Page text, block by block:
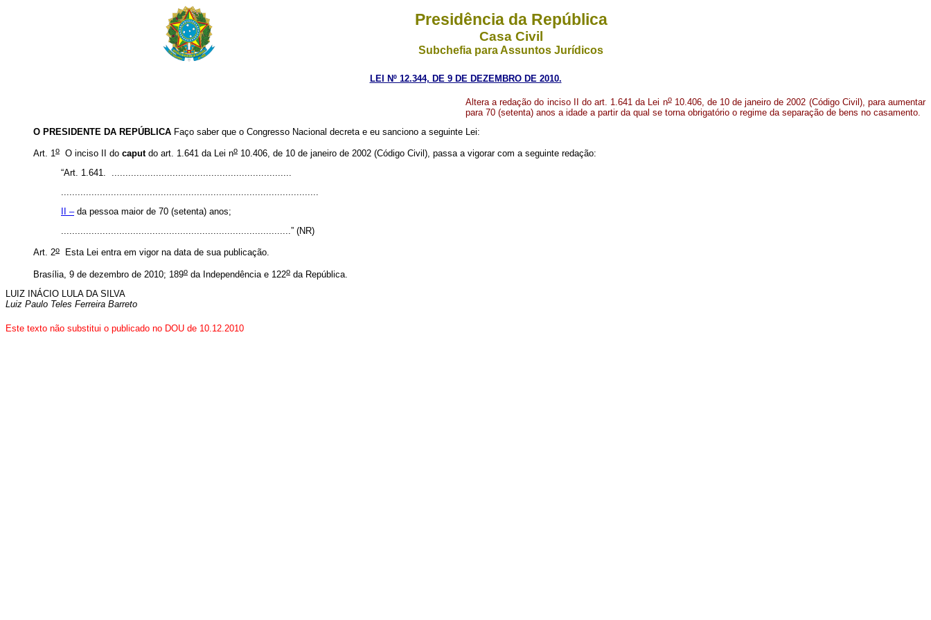
Presidência da República
Casa Civil
Subchefia para Assuntos Jurídicos
LEI Nº 12.344, DE 9 DE DEZEMBRO DE 2010.
Altera a redação do inciso II do art. 1.641 da Lei no10.406, de 10 de janeiro de 2002 (Código Civil), para aumentar
para 70 (setenta) anos a idade a partir da qual se torna obrigatório o regime da separação de bens no casamento.
O PRESIDENTE DA REPÚBLICA Faço saber que o Congresso Nacional decreta e eu sanciono a seguinte Lei:
Art. 1o O inciso II do caputdo art. 1.641 da Lei no 10.406, de 10 de janeiro de 2002 (Código Civil), passa a vigorar com a seguinte redação:
“Art. 1.641. .................................................................
.............................................................................................
II –da pessoa maior de 70 (setenta) anos;
...................................................................................” (NR)
Art. 2o Esta Lei entra em vigor na data de sua publicação.
Brasília, 9 de dezembro de 2010; 189o da Independência e 122o da República.
LUIZ INÁCIO LULA DA SILVA
Luiz Paulo Teles Ferreira Barreto
Este texto não substitui o publicado no DOU de 10.12.2010